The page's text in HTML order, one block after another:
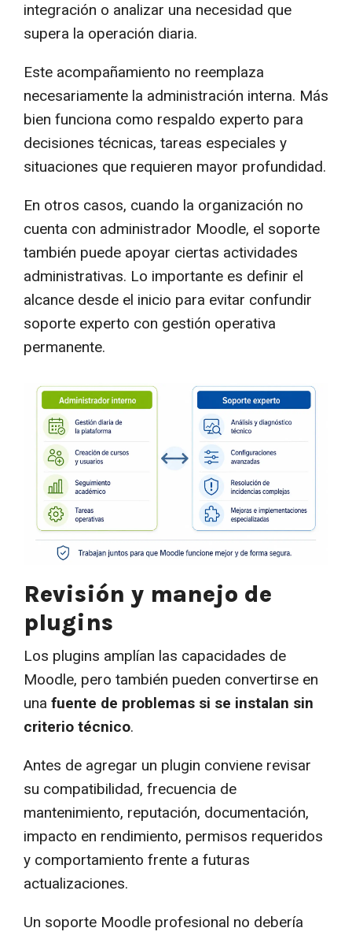
integración o analizar una necesidad que
supera la operación diaria.
Este acompañamiento no reemplaza
necesariamente la administración interna. Más
bien funciona como respaldo experto para
decisiones técnicas, tareas especiales y
situaciones que requieren mayor profundidad.
En otros casos, cuando la organización no
cuenta con administrador Moodle, el soporte
también puede apoyar ciertas actividades
administrativas. Lo importante es definir el
alcance desde el inicio para evitar confundir
soporte experto con gestión operativa
permanente.
Revisión y manejo de
plugins
Los plugins amplían las capacidades de
Moodle, pero también pueden convertirse en
una fuente de problemas si se instalan sin
criterio técnico.
Antes de agregar un plugin conviene revisar
su compatibilidad, frecuencia de
mantenimiento, reputación, documentación,
impacto en rendimiento, permisos requeridos
y comportamiento frente a futuras
actualizaciones.
Un soporte Moodle profesional no debería